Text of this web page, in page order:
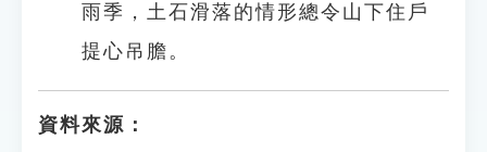
雨季，土石滑落的情形總令山下住戶
提心吊膽。
資料來源：